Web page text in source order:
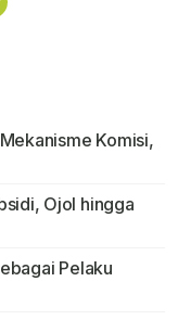
Komisi,
Ojol hingga
Pelaku